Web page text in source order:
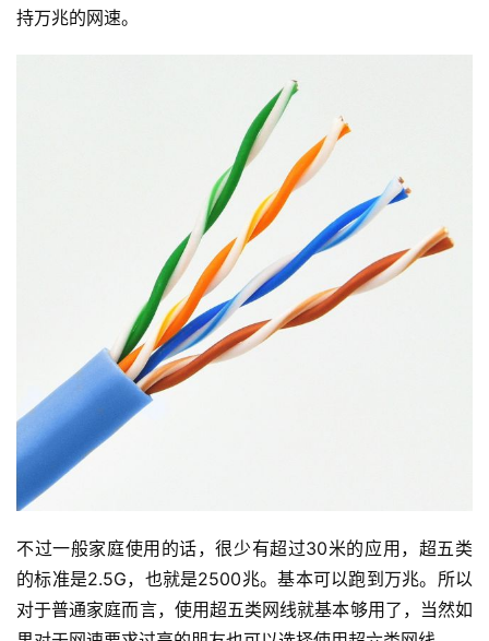
持万兆的网速。
不过一般家庭使用的话，很少有超过30米的应用，超五类
的标准是2.5G，也就是2500兆。基本可以跑到万兆。所以
对于普通家庭而言，使用超五类网线就基本够用了，当然如